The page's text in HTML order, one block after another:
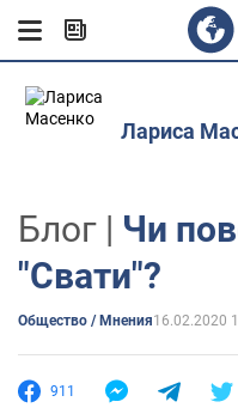
Лариса
Блог | Чи
"Свати"?
Общество / Мнения16.02.2020
911